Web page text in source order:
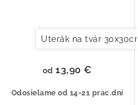
Uterák na tvár 30x30cm
Odosielame od 14-21 prac.dní
od 13,90 €